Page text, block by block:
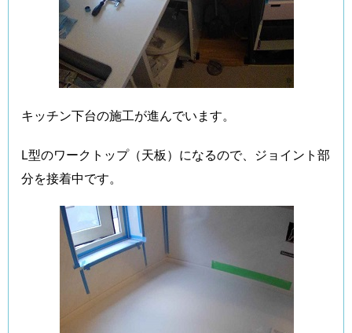
キッチン下台の施工が進んでいます。
L型のワークトップ（天板）になるので、ジョイント部
分を接着中です。